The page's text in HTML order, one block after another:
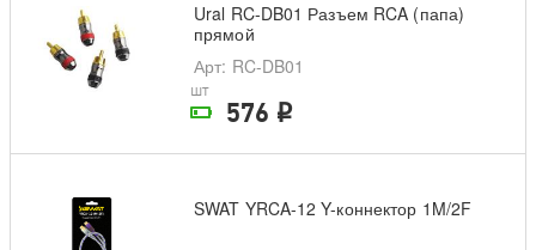
На складе поставщика
Ural RC-DB01 Разъем RCA (папа)
прямой
Арт: RC-DB01
шт
576 i
SWAT YRCA-12 Y-коннектор 1M/2F